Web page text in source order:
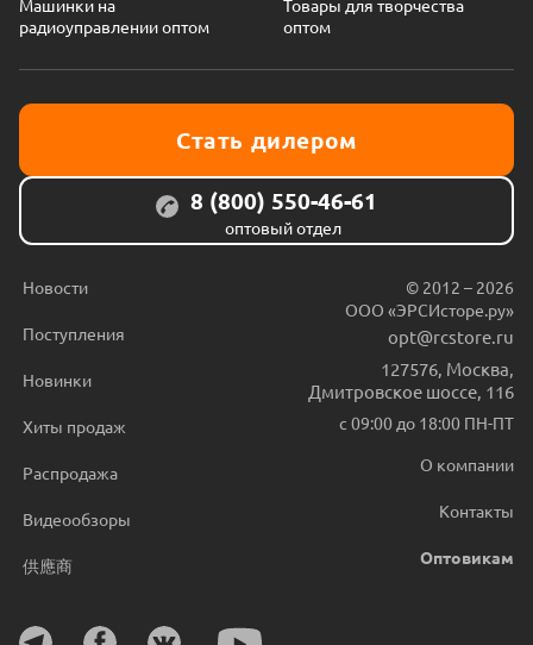
Машинки на
радиоуправлении оптом
Товары для творчества
оптом
Стать дилером
8 (800) 550-46-61
оптовый отдел
Новости
Поступления
Новинки
Хиты продаж
Распродажа
Видеообзоры
供應商
© 2012 – 2026
ООО «ЭРСИсторе.ру»
opt@rcstore.ru
127576 Москва
Дмитровское шоссе, 116
с 09:00 до 18:00 ПН-ПТ
О компании
Контакты
Оптовикам